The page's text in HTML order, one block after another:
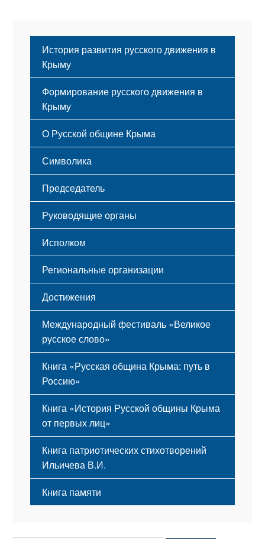
История развития русского движения в
Крыму
Формирование русского движения в
Крыму
Русский Крым
О Русской общине Крыма
Этапы становления
Принципы деятельности
Структура
Мероприятия
Символика
Флаг
Герб
Гимн
Председатель
Руководящие органы
Исполком
Региональные организации
Достижения
Международный фестиваль «Великое
русское слово»
Книга «Русская община Крыма: путь в
Россию»
Книга «История Русской общины Крыма
от первых лиц»
Книга патриотических стихотворений
Ильичева В.И.
Книга памяти